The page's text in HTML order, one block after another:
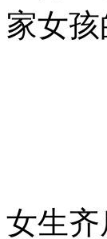
家女孩
女生